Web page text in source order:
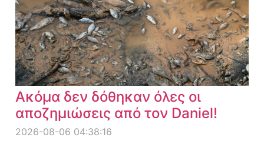
Ακόμα δεν δόθηκαν όλες οι
αποζημιώσεις από τον Daniel!
2026-08-06 04:38:16